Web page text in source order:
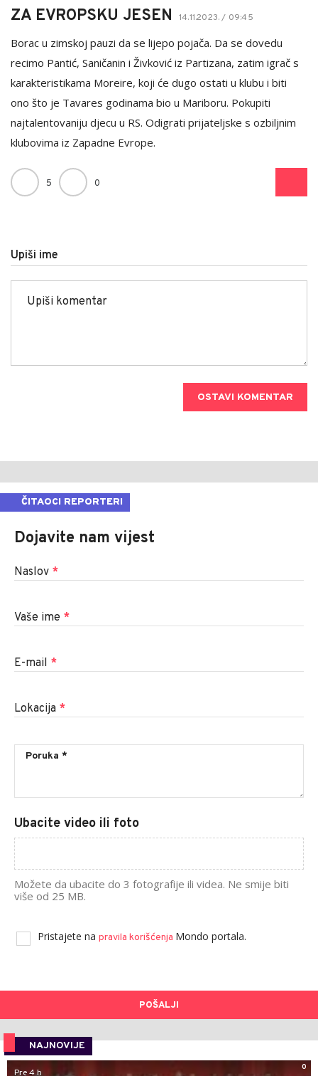
ZA EVROPSKU JESEN 14.11.2023. / 09:45
Borac u zimskoj pauzi da se lijepo pojača. Da se dovedu
recimo Pantić, Saničanin i Živković iz Partizana, zatim igrač s
karakteristikama Moreire, koji će dugo ostati u klubu i biti
ono što je Tavares godinama bio u Mariboru. Pokupiti
najtalentovaniju djecu u RS. Odigrati prijateljske s ozbiljnim
klubovima iz Zapadne Evrope.
5 0
Upiši ime
OSTAVI KOMENTAR
ČITAOCI REPORTERI
Dojavite nam vijest
Naslov *
Vaše ime *
E-mail *
Lokacija *
Ubacite video ili foto
Možete da ubacite do 3 fotografije ili videa. Ne smije biti
više od 25 MB.
Pristajete na pravila korišćenja Mondo portala.
POŠALJI
NAJNOVIJE
0
Pre 4 h